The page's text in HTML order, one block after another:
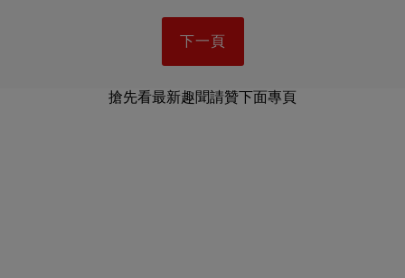
下一頁
搶先看最新趣聞請贊下面專頁